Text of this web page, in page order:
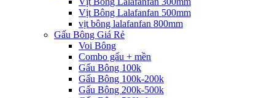
Vịt Bông Lalafanfan 500mm
vịt bông lalafanfan 800mm
Gấu Bông Giá Rẻ
Voi Bông
Combo gấu + mền
Gấu Bông 100k
Gấu Bông 100k-200k
Gấu Bông 200k-500k